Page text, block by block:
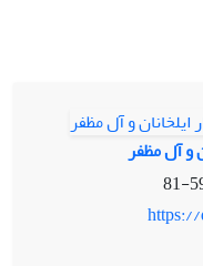
و آل مظفر